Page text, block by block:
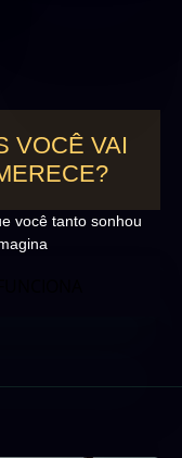
VOCÊ VAI
você tanto sonhou